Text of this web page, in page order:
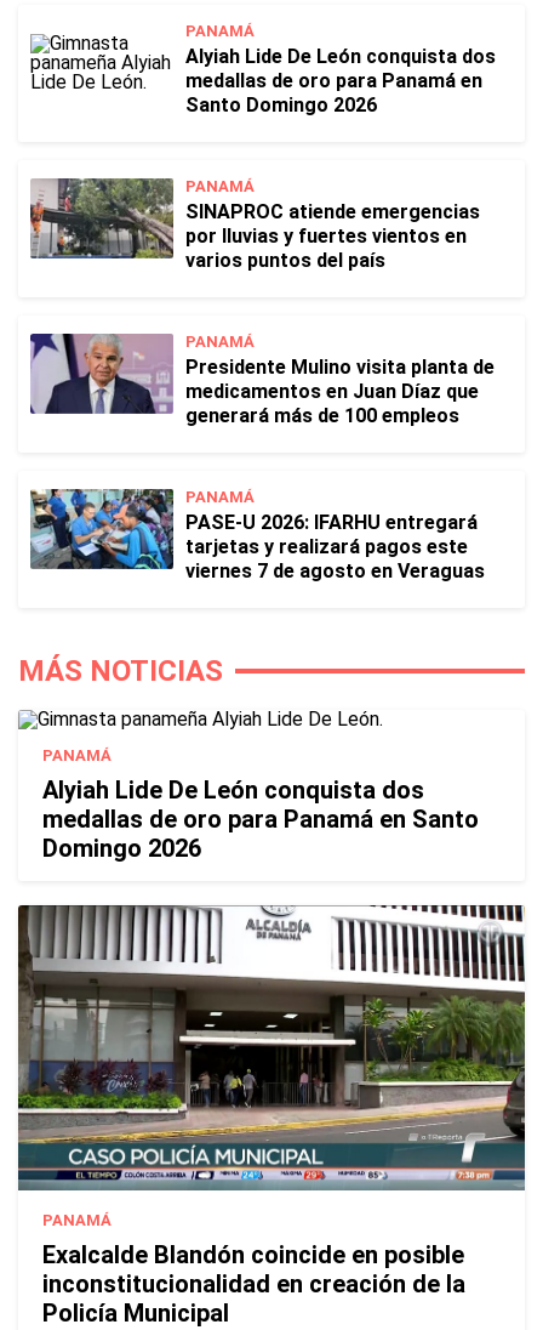
PANAMÁ
Alyiah Lide De León conquista dos
medallas de oro para Panamá en
Santo Domingo 2026
PANAMÁ
SINAPROC atiende emergencias
por lluvias y fuertes vientos en
varios puntos del país
PANAMÁ
Presidente Mulino visita planta de
medicamentos en Juan Díaz que
generará más de 100 empleos
PANAMÁ
PASE-U 2026: IFARHU entregará
tarjetas y realizará pagos este
viernes 7 de agosto en Veraguas
MÁS NOTICIAS
PANAMÁ
Alyiah Lide De León conquista dos
medallas de oro para Panamá en Santo
Domingo 2026
PANAMÁ
Exalcalde Blandón coincide en posible
inconstitucionalidad en creación de la
Policía Municipal